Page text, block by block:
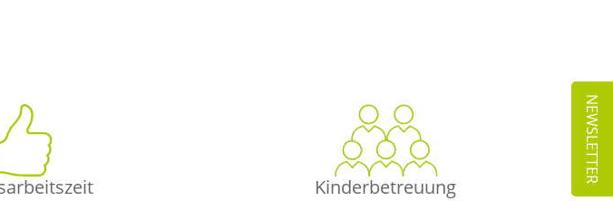
NEWSLETTER
Kinderbetreuung